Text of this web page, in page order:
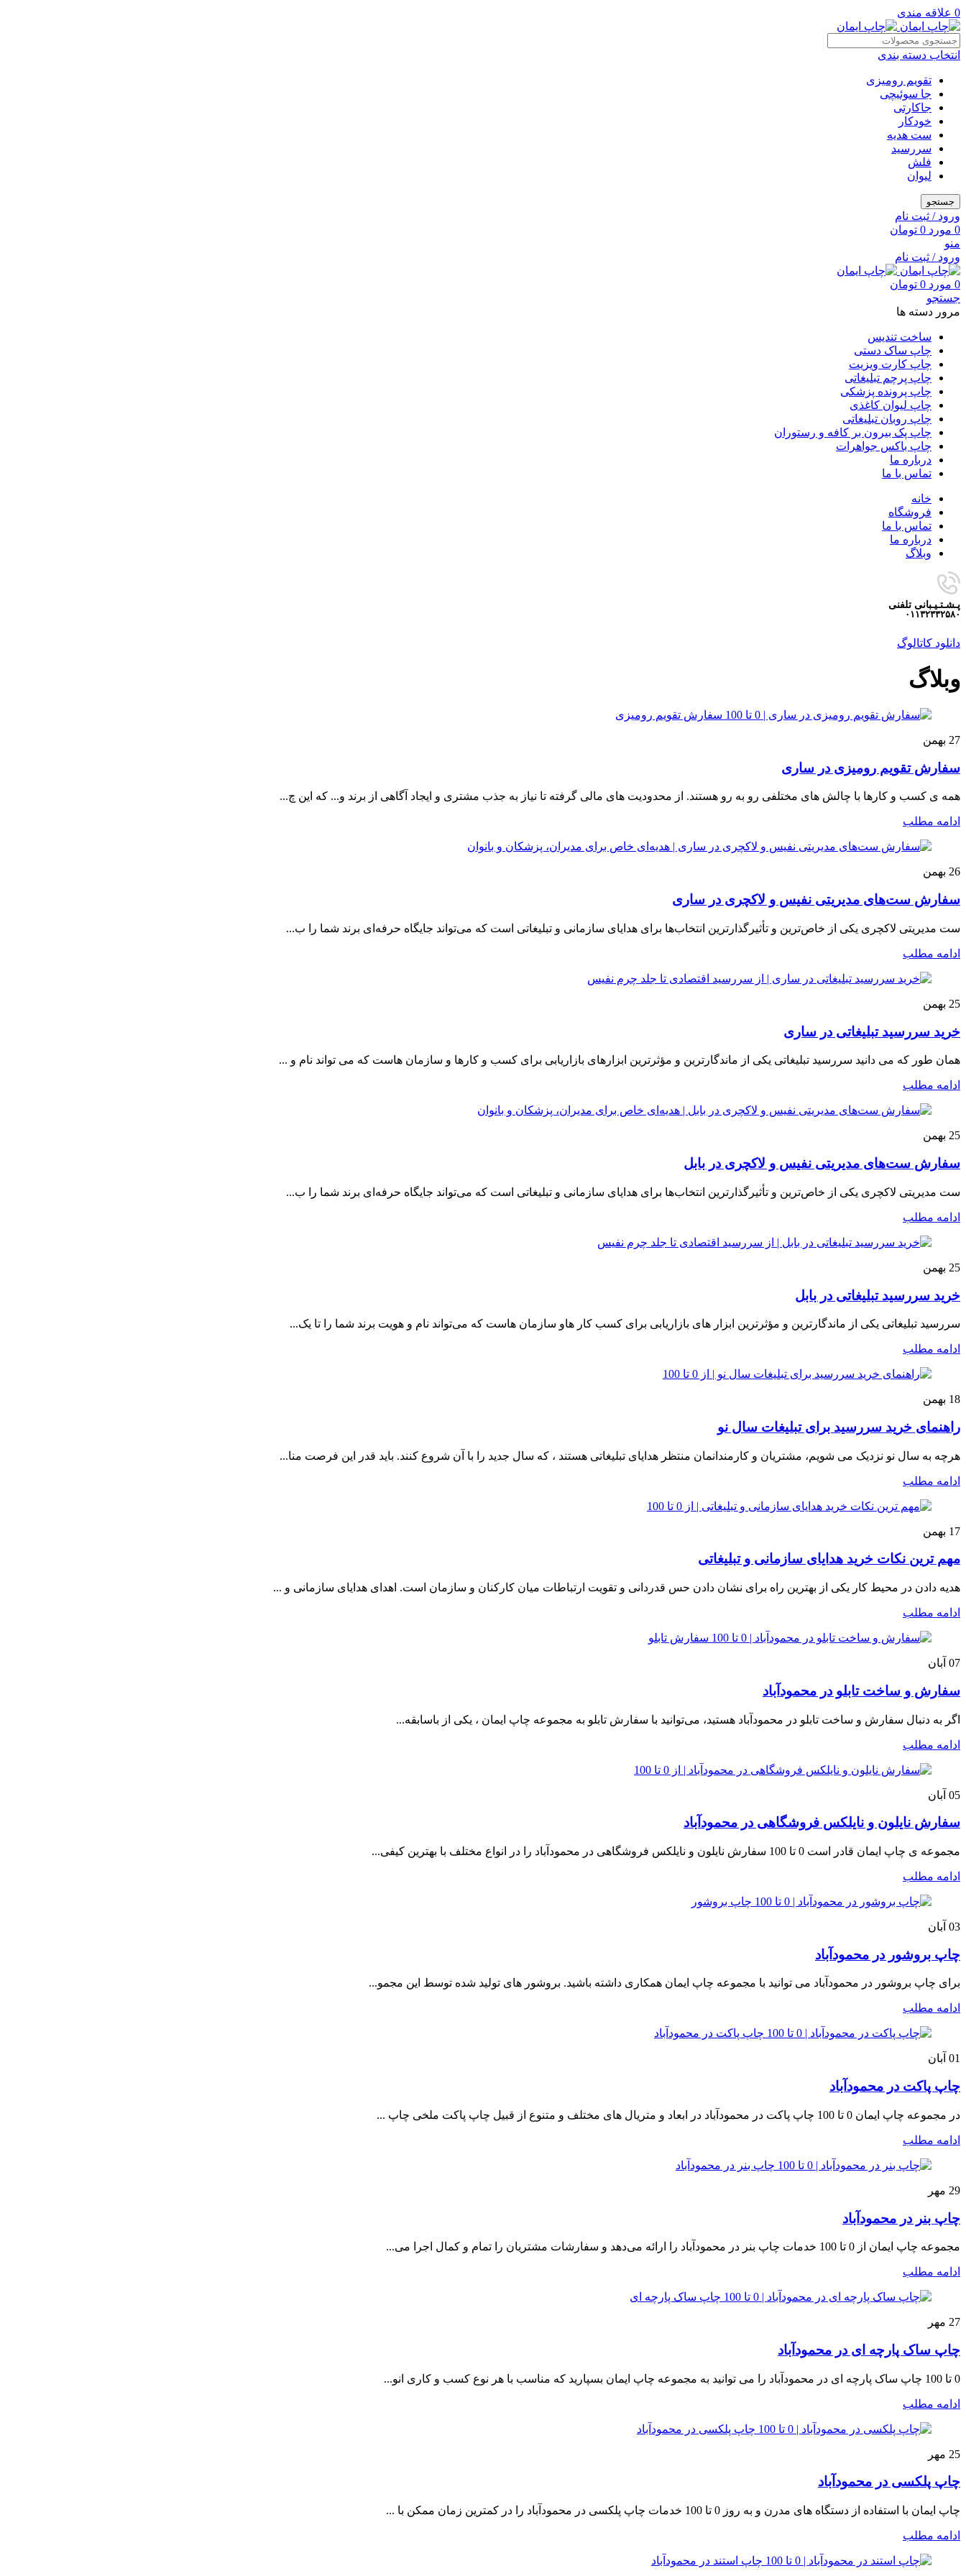
0 علاقه مندی
انتخاب دسته بندی
تقویم رومیزی
جا سوئیچی
جاکارتی
خودکار
ست هدیه
سررسید
فلش
لیوان
جستجو
ورود / ثبت نام
0 مورد 0 تومان
منو
ورود / ثبت نام
0 مورد 0 تومان
جستجو
مرور دسته ها
ساخت تندیس
چاپ ساک دستی
چاپ کارت ویزیت
چاپ پرچم تبلیغاتی
چاپ پرونده پزشکی
چاپ لیوان کاغذی
چاپ روبان تبلیغاتی
چاپ پک بیرون بر کافه و رستوران
چاپ باکس جواهرات
درباره ما
تماس با ما
خانه
فروشگاه
تماس با ما
درباره ما
وبلاگ
پـشـتـیـبانی تلفنی
۰۱۱۳۲۳۳۲۵۸۰
دانلود کاتالوگ
وبلاگ
27 بهمن
سفارش تقویم رومیزی در ساری
همه ی کسب و کارها با چالش های مختلفی رو به رو هستند. از محدودیت های مالی گرفته تا نیاز به جذب مشتری و ایجاد آگاهی از برند و... که این چ...
ادامه مطلب
26 بهمن
سفارش ست‌های مدیریتی نفیس و لاکچری در ساری
ست مدیریتی لاکچری یکی از خاص‌ترین و تأثیرگذارترین انتخاب‌ها برای هدایای سازمانی و تبلیغاتی است که می‌تواند جایگاه حرفه‌ای برند شما را ب...
ادامه مطلب
25 بهمن
خرید سررسید تبلیغاتی در ساری
همان طور که می دانید سررسید تبلیغاتی یکی از ماندگارترین و مؤثرترین ابزارهای بازاریابی برای کسب و کارها و سازمان هاست که می تواند نام و ...
ادامه مطلب
25 بهمن
سفارش ست‌های مدیریتی نفیس و لاکچری در بابل
ست مدیریتی لاکچری یکی از خاص‌ترین و تأثیرگذارترین انتخاب‌ها برای هدایای سازمانی و تبلیغاتی است که می‌تواند جایگاه حرفه‌ای برند شما را ب...
ادامه مطلب
25 بهمن
خرید سررسید تبلیغاتی در بابل
سررسید تبلیغاتی یکی از ماندگارترین و مؤثرترین ابزار های بازاریابی برای کسب کار هاو سازمان هاست که می‌تواند نام و هویت برند شما را تا یک...
ادامه مطلب
18 بهمن
راهنمای خرید سررسید برای تبلیغات سال نو
هرچه به سال نو نزدیک می شویم، مشتریان و کارمندانمان منتظر هدایای تبلیغاتی هستند ، که سال جدید را با آن شروع کنند. باید قدر این فرصت منا...
ادامه مطلب
17 بهمن
مهم ترین نکات خرید هدایای سازمانی و تبلیغاتی
هدیه دادن در محیط‌ کار یکی از بهترین راه‌ برای نشان دادن حس قدردانی و تقویت ارتباطات میان کارکنان و سازمان است. اهدای هدایای سازمانی و ...
ادامه مطلب
07 آبان
سفارش و ساخت تابلو در محمودآباد
اگر به دنبال سفارش و ساخت تابلو در محمودآباد هستید، می‌توانید با سفارش تابلو به مجموعه چاپ ایمان ، یکی از باسابقه...
ادامه مطلب
05 آبان
سفارش نایلون و نایلکس فروشگاهی در محمودآباد
مجموعه ی چاپ ایمان قادر است 0 تا 100 سفارش نایلون و نایلکس فروشگاهی در محمودآباد را در انواع مختلف با بهترین کیفی...
ادامه مطلب
03 آبان
چاپ بروشور در محمودآباد
برای چاپ بروشور در محمودآباد می توانید با مجموعه چاپ ایمان همکاری داشته باشید. بروشور های تولید شده توسط این مجمو...
ادامه مطلب
01 آبان
چاپ پاکت در محمودآباد
در مجموعه چاپ ایمان 0 تا 100 چاپ پاکت در محمودآباد در ابعاد و متریال های مختلف و متنوع از قبیل چاپ پاکت ملخی چاپ ...
ادامه مطلب
29 مهر
چاپ بنر در محمودآباد
مجموعه چاپ ایمان از 0 تا 100 خدمات چاپ بنر در محمودآباد را ارائه می‌دهد و سفارشات مشتریان را تمام و کمال اجرا می‌...
ادامه مطلب
27 مهر
چاپ ساک پارچه ای در محمودآباد
0 تا 100 چاپ ساک پارچه ای در محمودآباد را می توانید به مجموعه چاپ ایمان بسپارید که مناسب با هر نوع کسب و کاری انو...
ادامه مطلب
25 مهر
چاپ پلکسی در محمودآباد
چاپ ایمان با استفاده از دستگاه های مدرن و به روز 0 تا 100 خدمات چاپ پلکسی در محمودآباد را در کمترین زمان ممکن با ...
ادامه مطلب